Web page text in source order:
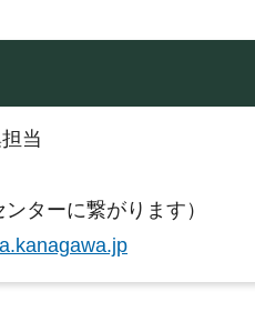
当
ターに繋がります）